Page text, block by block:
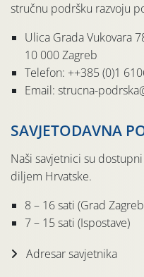
stručnu podršku razvoju
Ulica Grada Vukovara
10 000 Zagreb
Telefon: ++385 (0)1
Email: strucna-
SAVJETODAVNA
Naši savjetnici su
diljem Hrvatske.
8 – 16 sati (Grad
7 – 15 sati (Ispostave)
Adresar savjetnika